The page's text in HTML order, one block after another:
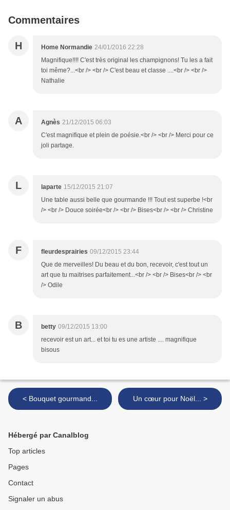
Commentaires
H Home Normandie 24/01/2016 22:28
Magnifique!!!! C'est très original les champignons! Tu les a fait
toi même?...<br /> <br /> C'est beau et classe ....<br /> <br />
Nathalie
A Agnès 21/12/2015 06:03
C'est magnifique et plein de poésie.<br /> <br /> Merci pour ce
joli partage.
L laparte 15/12/2015 21:07
Une table aussi belle que gourmande !!! Tout est superbe !<br
/> <br /> Douce soirée<br /> <br /> Bises<br /> <br /> Christine
F fleurdesprairies 09/12/2015 23:44
Que de merveilles! Du beau et du bon, recevoir, c'est tout un
art que tu maitrises parfaitement...<br /> <br /> Bises<br /> <br
/> Odile
B betty 09/12/2015 13:00
recevoir est un art... et toi tu es une artiste .... magnifique
bisous
< Bouquet gourmand... Un cœur pour Noël... >
Hébergé par Canalblog
Top articles
Pages
Contact
Signaler un abus